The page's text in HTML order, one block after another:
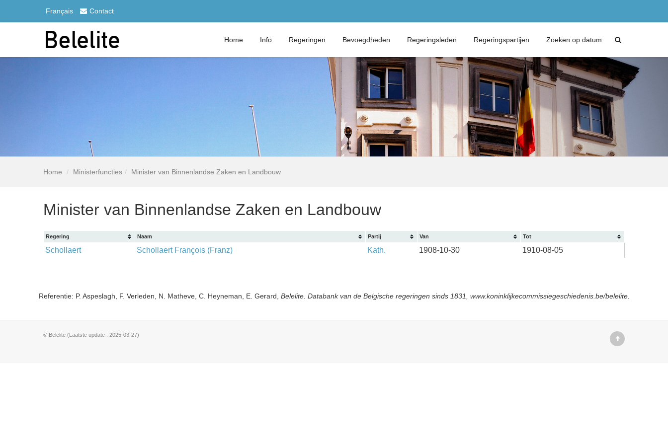
Français Contact
Home Info Regeringen Bevoegdheden Regeringsleden Regeringspartijen Zoeken op datum
Home Ministerfuncties Minister van Binnenlandse Zaken en Landbouw
Minister van Binnenlandse Zaken en Landbouw
Regering Naam Partij Van Tot
Schollaert Schollaert François (Franz) Kath. 1908-10-30 1910-08-05
Referentie: P. Aspeslagh, F. Verleden, N. Matheve, C. Heyneman, E. Gerard, Belelite. Databank van de Belgische regeringen sinds 1831, www.koninklijkecommissiegeschiedenis.be/belelite.
© Belelite (Laatste update : 2025-03-27)